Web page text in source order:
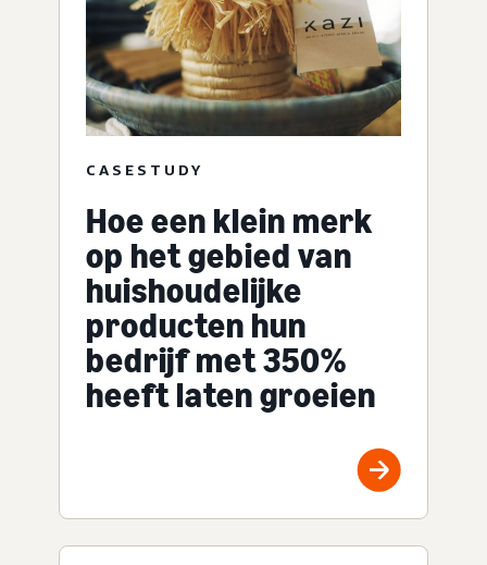
CASESTUDY
Hoe een klein merk
op het gebied van
huishoudelijke
producten hun
bedrijf met 350%
heeft laten groeien